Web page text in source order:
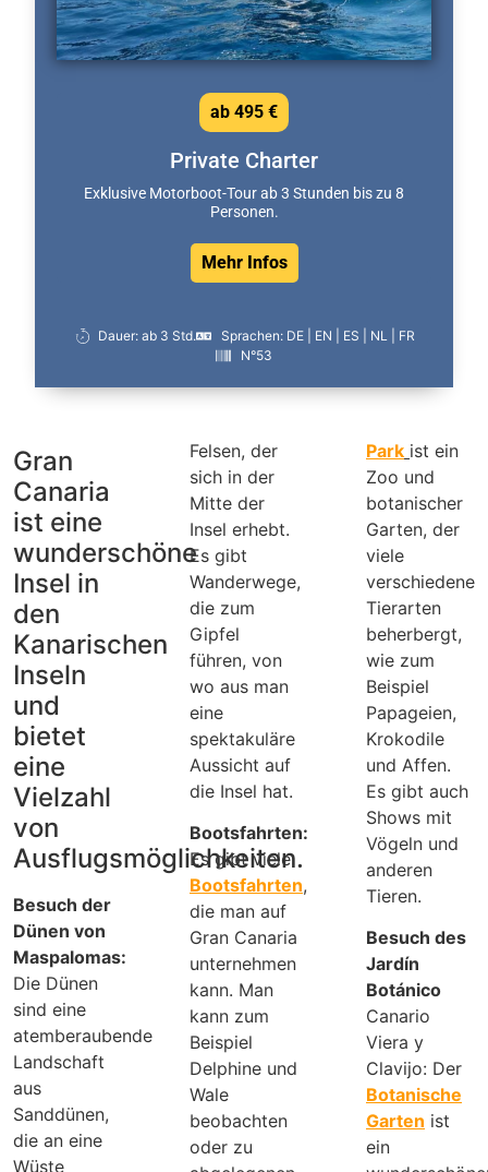
Private Charter
Exklusive Motorboot-Tour ab 3 Stunden bis zu 8
Personen.
Mehr Infos
ab 495 €
Dauer: ab 3 Std.
Sprachen: DE | EN | ES | NL | FR
N°53
Gran
Canaria
ist eine
wunderschöne
Insel in
den
Kanarischen
Inseln
und
bietet
eine
Vielzahl
von
Ausflugsmöglichkeiten.
Besuch der
Dünen von
Maspalomas:
Die Dünen
sind eine
atemberaubende
Landschaft
aus
Sanddünen,
die an eine
Wüste
Felsen, der
sich in der
Mitte der
Insel erhebt.
Es gibt
Wanderwege,
die zum
Gipfel
führen, von
wo aus man
eine
spektakuläre
Aussicht auf
die Insel hat.
Bootsfahrten:
Es gibt viele
Bootsfahrten,
die man auf
Gran Canaria
unternehmen
kann. Man
kann zum
Beispiel
Delphine und
Wale
beobachten
oder zu
Park ist ein
Zoo und
botanischer
Garten, der
viele
verschiedene
Tierarten
beherbergt,
wie zum
Beispiel
Papageien,
Krokodile
und Affen.
Es gibt auch
Shows mit
Vögeln und
anderen
Tieren.
Besuch des
Jardín
Botánico
Canario
Viera y
Clavijo: Der
Botanische
Garten ist
ein